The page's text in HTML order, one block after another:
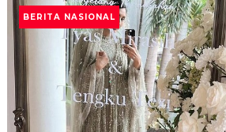
BERITA NASIONAL